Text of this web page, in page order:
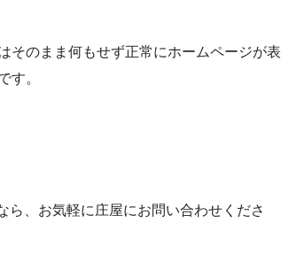
そのまま何もせず正常にホームページが表
す。
ら、お気軽に庄屋にお問い合わせくださ